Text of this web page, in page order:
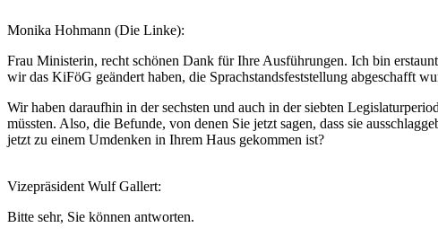
Monika Hohmann (Die Linke):
Frau Ministerin, recht schönen Dank für Ihre Ausführungen. Ich bin
wir das KiFöG geändert haben, die Sprachstandsfeststellung abgeschafft
Wir haben daraufhin in der sechsten und auch in der siebten
müssten. Also, die Befunde, von denen Sie jetzt sagen, dass sie
jetzt zu einem Umdenken in Ihrem Haus gekommen ist?
Vizepräsident Wulf Gallert:
Bitte sehr, Sie können antworten.